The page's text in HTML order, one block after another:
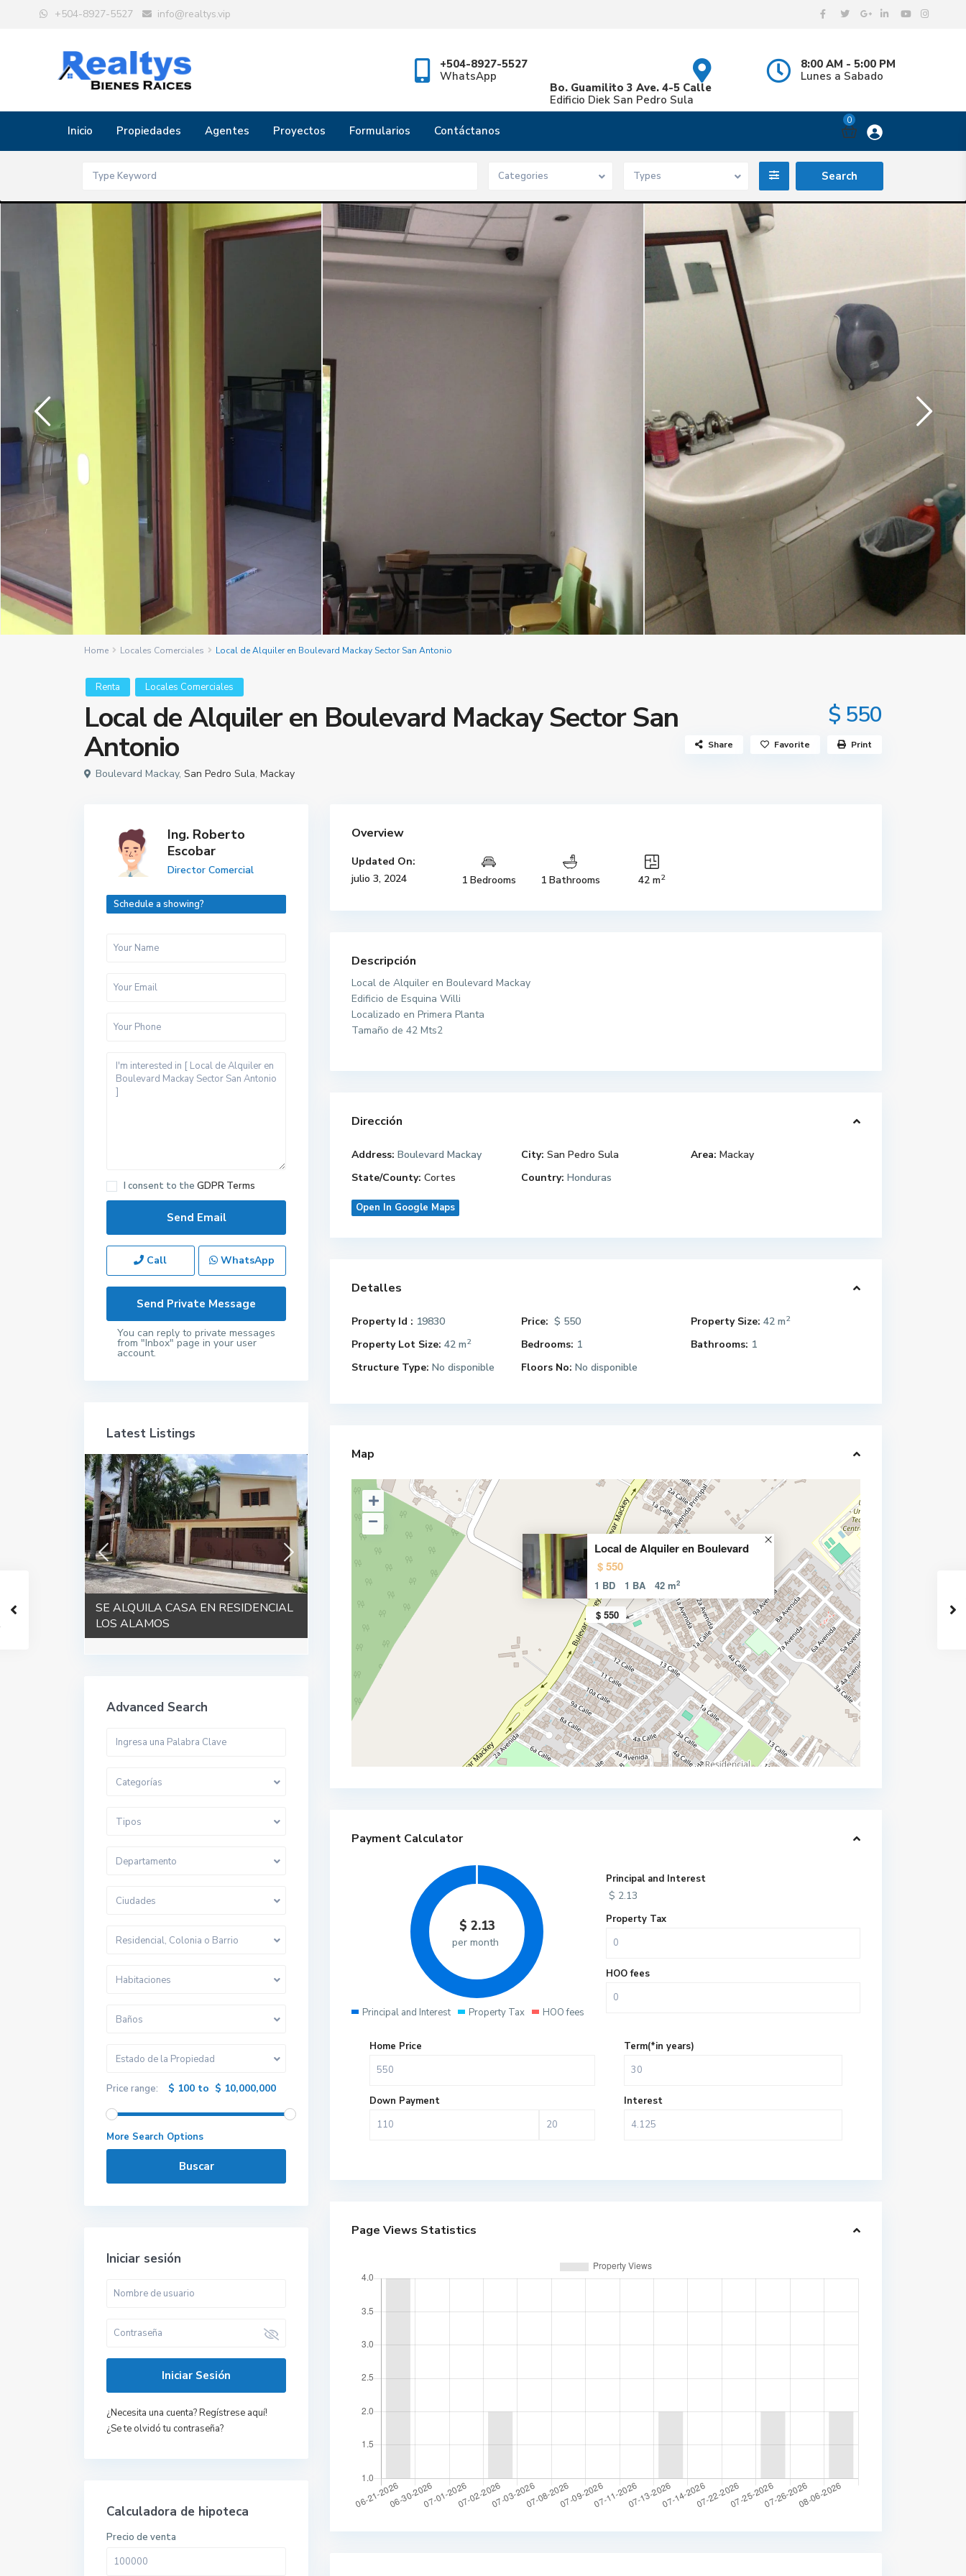
+504-8927-5527 info@realtys.vip
+504-8927-5527
WhatsApp
Bo. Guamilito 3 Ave. 4-5 Calle
Edificio Diek San Pedro Sula
8:00 AM - 5:00 PM
Lunes a Sabado
Inicio Propiedades Agentes Proyectos Formularios Contáctanos
0
Categories Types
Home Locales Comerciales Local de Alquiler en Boulevard Mackay Sector San Antonio
Renta Locales Comerciales
Local de Alquiler en Boulevard Mackay Sector San
Antonio
$ 550
Boulevard Mackay, San Pedro Sula, Mackay
Share Favorite Print
Overview
Updated On:
julio 3, 2024
1 Bedrooms 1 Bathrooms 42 m2
Descripción
Local de Alquiler en Boulevard Mackay
Edificio de Esquina Willi
Localizado en Primera Planta
Tamaño de 42 Mts2
Dirección
Address: Boulevard Mackay City: San Pedro Sula Area: Mackay
State/County: Cortes Country: Honduras
Open In Google Maps
Detalles
Property Id : 19830 Price: $ 550 Property Size: 42 m2
Property Lot Size: 42 m2 Bedrooms: 1 Bathrooms: 1
Structure Type: No disponible Floors No: No disponible
Map
$ 550
Local de Alquiler en Boulevard
$ 550
1 BD 1 BA 42 m2
Payment Calculator
$ 2.13
per month
Principal and Interest Property Tax HOO fees
Principal and Interest
$ 2.13
Property Tax
HOO fees
Home Price
Down Payment
Term(*in years)
Interest
Page Views Statistics
Ing. Roberto
Escobar
Director Comercial
Schedule a showing?
I consent to the GDPR Terms
Call WhatsApp
You can reply to private messages
from "Inbox" page in your user
account.
Latest Listings
SE ALQUILA CASA EN RESIDENCIAL
LOS ALAMOS
VENTA DE TERRENO EN COLONIA
SAN FRANCISCO, CHOLOMA,
Propiedad en Yoro 4,000 Manzanas
SE ALQUILA CASA EN RESIDENCIAL
LOS ALAMOS
Advanced Search
Categorías
Tipos
Departamento
Ciudades
Residencial, Colonia o Barrio
Habitaciones
Baños
Estado de la Propiedad
Price range: $ 100 to $ 10,000,000
More Search Options
Buscar
Iniciar sesión
Iniciar Sesión
¿Necesita una cuenta? Regístrese aquí!
¿Se te olvidó tu contraseña?
Calculadora de hipoteca
Precio de venta